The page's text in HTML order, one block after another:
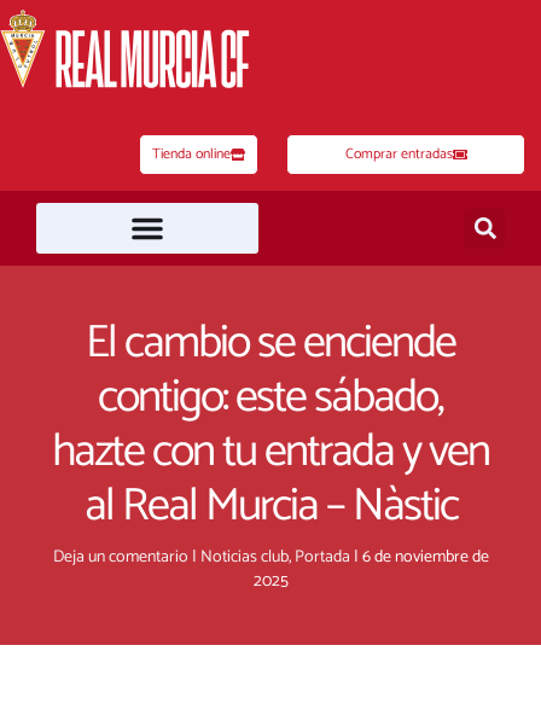
al
contenido
Tienda online Comprar entradas
El cambio se enciende
contigo: este sábado,
hazte con tu entrada y ven
al Real Murcia – Nàstic
Deja un comentario | Noticias club,Portada |6 de noviembre de
2025